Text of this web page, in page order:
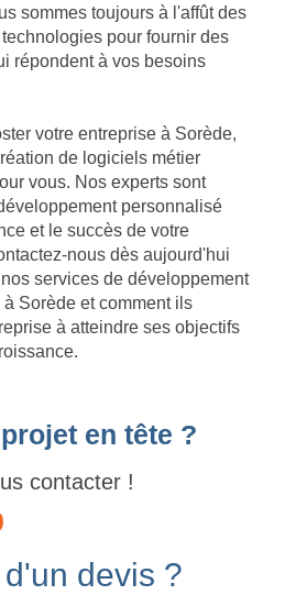
sommes toujours à l'affût des
pour fournir des
répondent à vos besoins
votre entreprise à Sorède,
de logiciels métier
vous. Nos experts sont
personnalisé
et le succès de votre
nous dès aujourd'hui
services de développement
Sorède et comment ils
à atteindre ses objectifs
en tête ?
contacter !
devis ?